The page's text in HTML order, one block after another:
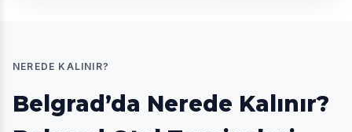
NEREDE KALINIR?
Belgrad’da Nerede Kalınır?